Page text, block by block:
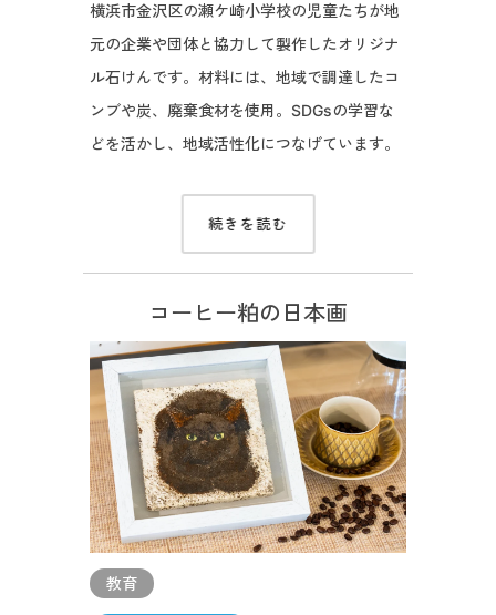
横浜市金沢区の瀬ケ崎小学校の児童たちが地
元の企業や団体と協力して製作したオリジナ
ル石けんです。材料には、地域で調達したコ
ンブや炭、廃棄食材を使用。SDGsの学習な
どを活かし、地域活性化につなげています。
続きを読む
コーヒー粕の日本画
教育